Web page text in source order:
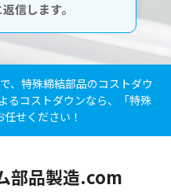
信します。
、特殊締結部品のコストダウ
るコストダウンなら、「特殊
せください！
部品製造.com